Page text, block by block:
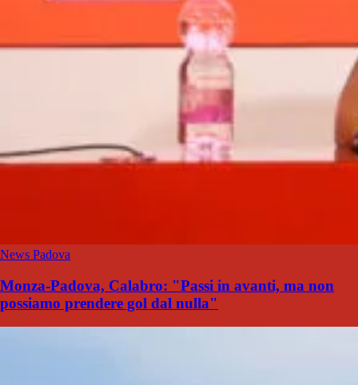
News Padova
Monza-Padova, Calabro: "Passi in avanti, ma non
possiamo prendere gol dal nulla"